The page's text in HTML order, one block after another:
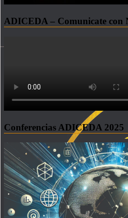
ADICEDA – Comunicate con
Conferencias ADICEDA 2025